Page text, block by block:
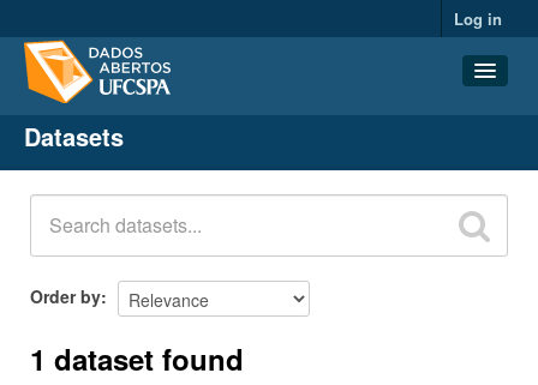
Log in
Datasets
Organizations
Groups
About
Datasets
Order by
1 dataset found